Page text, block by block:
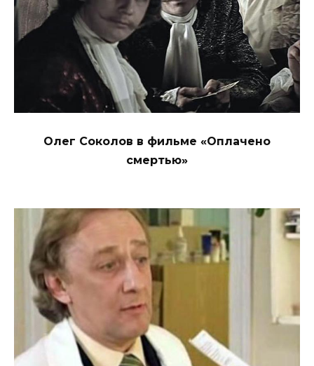
Олег Соколов в фильме «Оплачено
смертью»